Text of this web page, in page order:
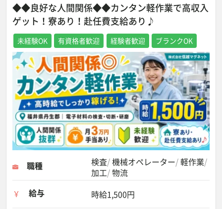
◆◆良好な人間関係◆◆カンタン軽作業で高収入
ゲット！寮あり！赴任費支給あり♪
未経験OK 有資格者歓迎 経験者歓迎 ブランクOK
職種 検査 機械オペレーター 軽作業
加工 物流
給与
時給1,500円